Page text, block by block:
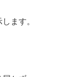
ます。